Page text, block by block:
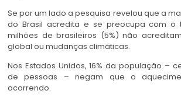
Se por um lado a pesquisa revelou que a
do Brasil acredita e se preocupa com o
milhões de brasileiros (5%) não
global ou mudanças climáticas.
Nos Estados Unidos, 16% da população –
de pessoas – negam que o
ocorrendo.